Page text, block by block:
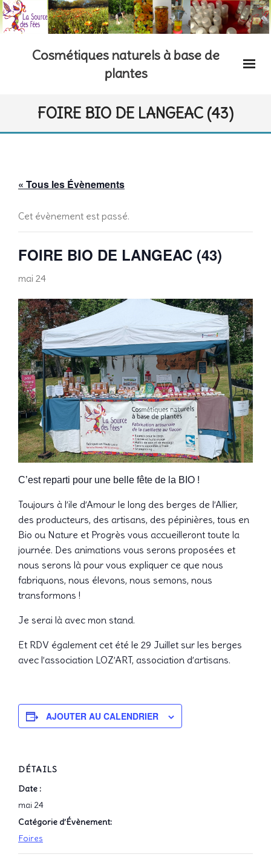
Skip
to
Cosmétiques naturels à base de
plantes
FOIRE BIO DE LANGEAC (43)
« Tous les Évènements
Cet évènement est passé.
FOIRE BIO DE LANGEAC (43)
mai 24
C’est reparti pour une belle fête de la BIO !
Toujours à l’ile d’Amour le long des berges de l’Allier,
des producteurs, des artisans, des pépinières, tous en
Bio ou Nature et Progrès vous accueilleront toute la
journée. Des animations vous serons proposées et
nous serons là pour vous expliquer ce que nous
fabriquons, nous élevons, nous semons, nous
transformons !
Je serai là avec mon stand.
Et RDV également cet été le 29 Juillet sur les berges
avec l’association LOZ’ART, association d’artisans.
AJOUTER AU CALENDRIER
DÉTAILS
Date :
mai 24
Catégorie d’Évènement:
Foires